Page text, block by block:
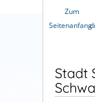
Zum
Seitenanfang
Stadt